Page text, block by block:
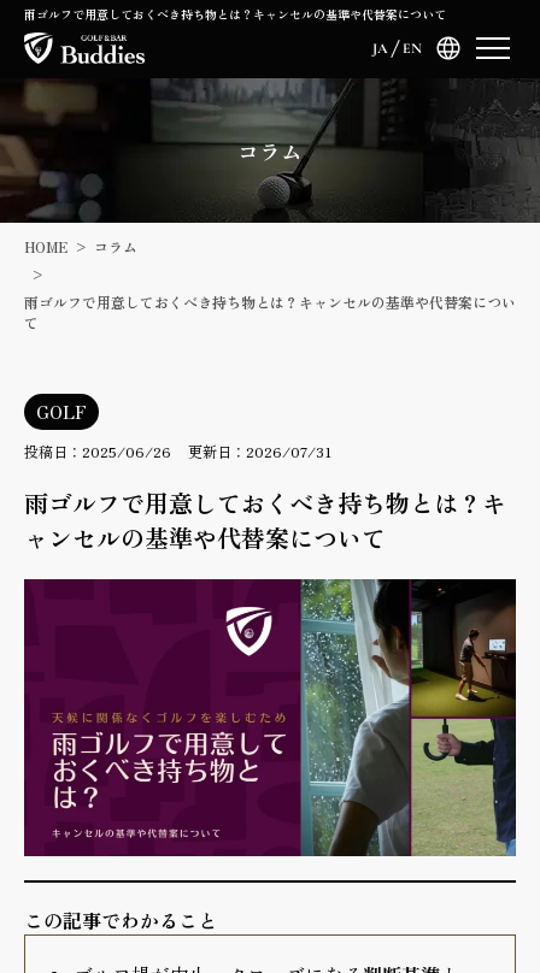
雨ゴルフで用意しておくべき持ち物とは？キャンセルの基準や代替案について
JA EN
コラム
HOME コラム
雨ゴルフで用意しておくべき持ち物とは？キャンセルの基準や代替案につい
て
GOLF
投稿日：2025/06/26 更新日：2026/07/31
雨ゴルフで用意しておくべき持ち物とは？キ
ャンセルの基準や代替案について
この記事でわかること